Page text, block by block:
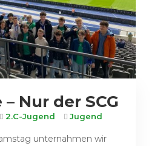
– Nur der SCG
2.C-Jugend Jugend
unternahmen wir